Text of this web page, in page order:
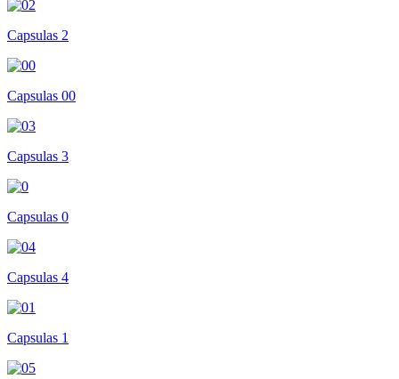
Capsulas 2
Capsulas 00
Capsulas 3
Capsulas 0
Capsulas 4
Capsulas 1